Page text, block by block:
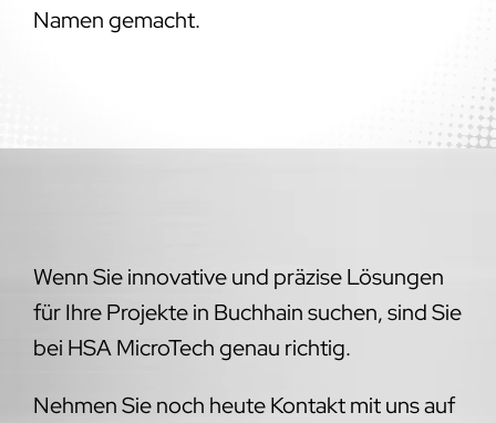
Namen gemacht.
Wenn Sie innovative und präzise Lösungen
für Ihre Projekte in Buchhain suchen, sind Sie
bei HSA MicroTech genau richtig.
Nehmen Sie noch heute Kontakt mit uns auf